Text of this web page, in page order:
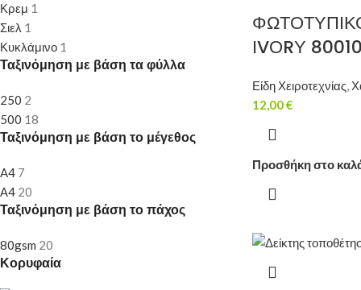
Κρεμ 1
Σιελ 1
Κυκλάμινο 1
Ταξινόμηση με βάση τα φύλλα
250 2
500 18
Ταξινόμηση με βάση το μέγεθος
A4 7
Α4 20
Ταξινόμηση με βάση το πάχος
80gsm 20
Κορυφαία
ΙVΟRΥ
Είδη Χειροτεχνίας,
12,00€
Προσθήκη στο